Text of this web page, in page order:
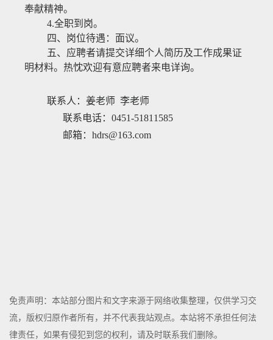
奉献精神。
4.全职到岗。
四、岗位待遇 ：面议。
五、应聘者请提交详细个人简历及工作成果证
明材料。热忱欢迎有意应聘者来电详询。
联系人：姜老师 李老师
联系电话：0451-51811585
邮箱：hdrs@163.com
免责声明：本站部分图片和文字来源于网络收集整理，仅供学习交
流，版权归原作者所有，并不代表我站观点。本站将不承担任何法
律责任，如果有侵犯到您的权利，请及时联系我们删除。